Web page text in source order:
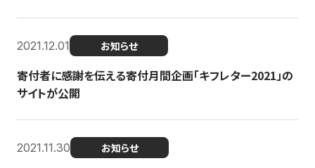
2021.12.01 お知らせ
寄付者に感謝を伝える寄付月間企画「キフレター2021」の
サイトが公開
2021.11.30 お知らせ